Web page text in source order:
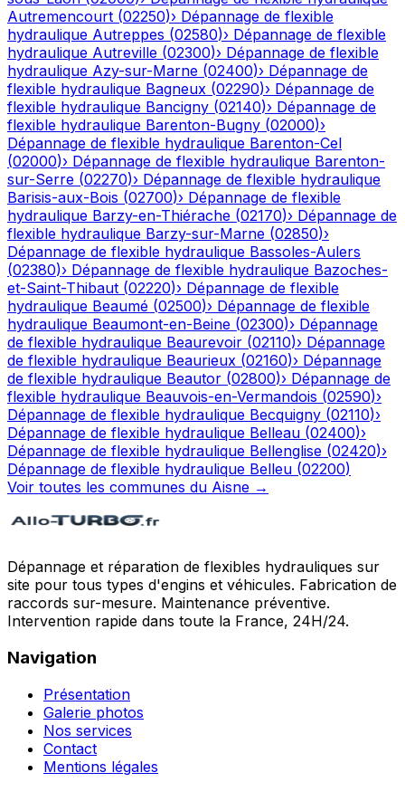
Autremencourt (02250)› Dépannage de flexible
hydraulique Autreppes (02580)› Dépannage de flexible
hydraulique Autreville (02300)› Dépannage de flexible
hydraulique Azy-sur-Marne (02400)› Dépannage de
flexible hydraulique Bagneux (02290)› Dépannage de
flexible hydraulique Bancigny (02140)› Dépannage de
flexible hydraulique Barenton-Bugny (02000)›
Dépannage de flexible hydraulique Barenton-Cel
(02000)› Dépannage de flexible hydraulique Barenton-
sur-Serre (02270)› Dépannage de flexible hydraulique
Barisis-aux-Bois (02700)› Dépannage de flexible
hydraulique Barzy-en-Thiérache (02170)› Dépannage de
flexible hydraulique Barzy-sur-Marne (02850)›
Dépannage de flexible hydraulique Bassoles-Aulers
(02380)› Dépannage de flexible hydraulique Bazoches-
et-Saint-Thibaut (02220)› Dépannage de flexible
hydraulique Beaumé (02500)› Dépannage de flexible
hydraulique Beaumont-en-Beine (02300)› Dépannage
de flexible hydraulique Beaurevoir (02110)› Dépannage
de flexible hydraulique Beaurieux (02160)› Dépannage
de flexible hydraulique Beautor (02800)› Dépannage de
flexible hydraulique Beauvois-en-Vermandois (02590)›
Dépannage de flexible hydraulique Becquigny (02110)›
Dépannage de flexible hydraulique Belleau (02400)›
Dépannage de flexible hydraulique Bellenglise (02420)›
Dépannage de flexible hydraulique Belleu (02200)
Voir toutes les communes du Aisne →
Dépannage et réparation de flexibles hydrauliques sur
site pour tous types d'engins et véhicules. Fabrication de
raccords sur-mesure. Maintenance préventive.
Intervention rapide dans toute la France, 24H/24.
Navigation
Présentation
Galerie photos
Nos services
Contact
Mentions légales